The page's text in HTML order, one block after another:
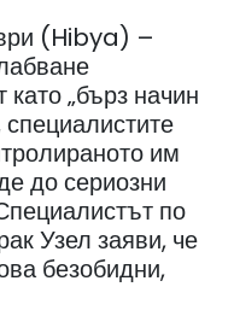
(Hibya) –
„бърз начин
им
до сериозни
по
Узел заяви, че
безобидни,